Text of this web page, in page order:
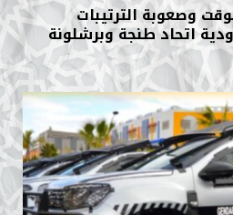
وصعوبة الترتيبات
اتحاد طنجة وبرشلونة